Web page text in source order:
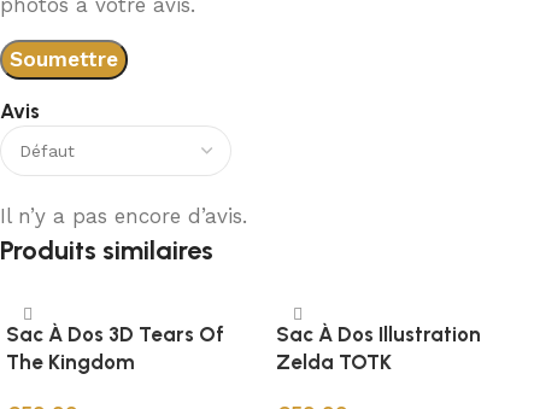
Avis
Il n’y a pas encore d’avis.
photos à votre avis.
Produits similaires
Sac À Dos 3D Tears Of
The Kingdom
Sac À Dos Illustration
Zelda TOTK